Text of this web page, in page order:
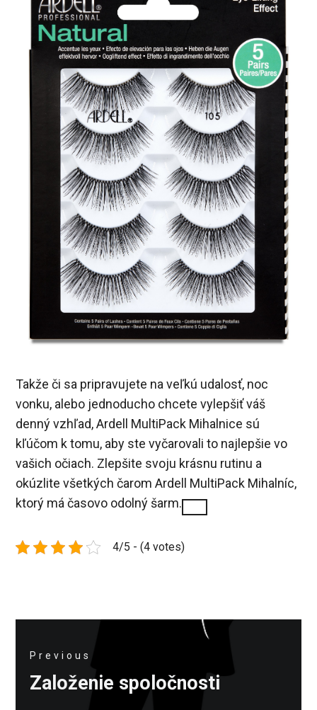
Takže či sa pripravujete na veľkú udalosť, noc
vonku, alebo jednoducho chcete vylepšiť váš
denný vzhľad, Ardell MultiPack Mihalnice sú
kľúčom k tomu, aby ste vyčarovali to najlepšie vo
vašich očiach. Zlepšite svoju krásnu rutinu a
okúzlite všetkých čarom Ardell MultiPack Mihalníc,
ktorý má časovo odolný šarm.
4/5 - (4 votes)
Navigace
pro
příspěvek
Previous
Previous
Založenie spoločnosti